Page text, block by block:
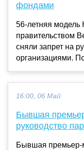
фондами
56-летняя модель
правительством
сняли запрет на
организациями.
16:00, 06 Май
Бывшая
руководство
Бывшая премьер-